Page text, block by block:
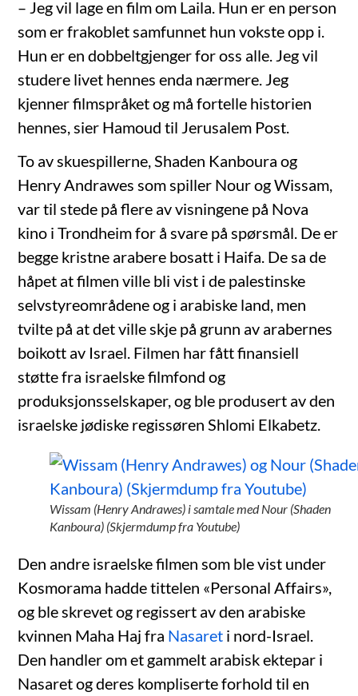
– Jeg vil lage en film om Laila. Hun er en person
som er frakoblet samfunnet hun vokste opp i.
Hun er en dobbeltgjenger for oss alle. Jeg vil
studere livet hennes enda nærmere. Jeg
kjenner filmspråket og må fortelle historien
hennes, sier Hamoud til Jerusalem Post.
To av skuespillerne, Shaden Kanboura og
Henry Andrawes som spiller Nour og Wissam,
var til stede på flere av visningene på Nova
kino i Trondheim for å svare på spørsmål. De er
begge kristne arabere bosatt i Haifa. De sa de
håpet at filmen ville bli vist i de palestinske
selvstyreområdene og i arabiske land, men
tvilte på at det ville skje på grunn av arabernes
boikott av Israel. Filmen har fått finansiell
støtte fra israelske filmfond og
produksjonsselskaper, og ble produsert av den
israelske jødiske regissøren Shlomi Elkabetz.
Wissam (Henry Andrawes) i samtale med Nour (Shaden
Kanboura) (Skjermdump fra Youtube)
Den andre israelske filmen som ble vist under
Kosmorama hadde tittelen «Personal Affairs»,
og ble skrevet og regissert av den arabiske
kvinnen Maha Haj fra Nasaret i nord-Israel.
Den handler om et gammelt arabisk ektepar i
Nasaret og deres kompliserte forhold til en